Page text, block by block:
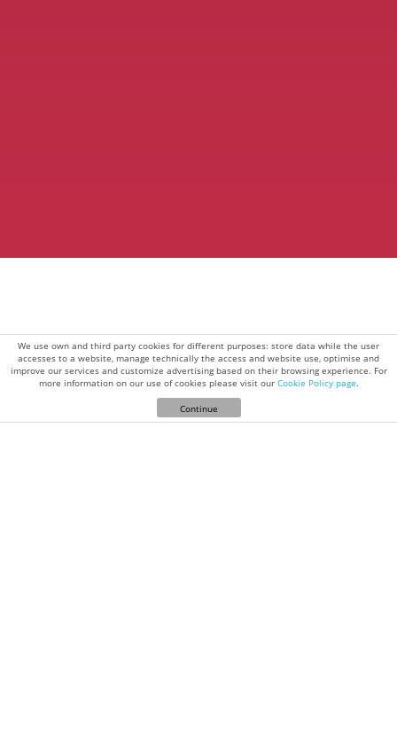
We use own and third party cookies for different purposes: store data while the user
accesses to a website, manage technically the access and website use, optimise and
improve our services and customize advertising based on their browsing experience. For
more information on our use of cookies please visit our Cookie Policy page.
Continue